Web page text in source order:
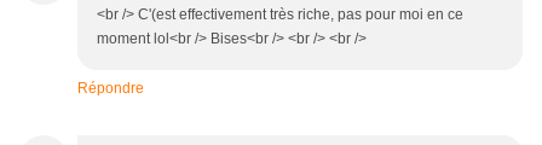
<br /> C'(est effectivement très riche, pas pour moi en ce
moment lol<br /> Bises<br /> <br /> <br />
Répondre